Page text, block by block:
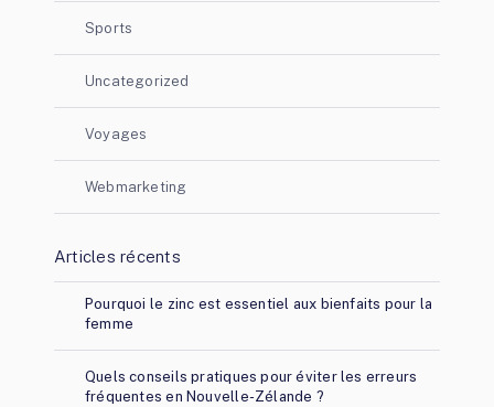
Sports
Uncategorized
Voyages
Webmarketing
Articles récents
Pourquoi le zinc est essentiel aux bienfaits pour la
femme
Quels conseils pratiques pour éviter les erreurs
fréquentes en Nouvelle-Zélande ?